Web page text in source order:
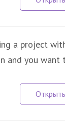
a project
and you